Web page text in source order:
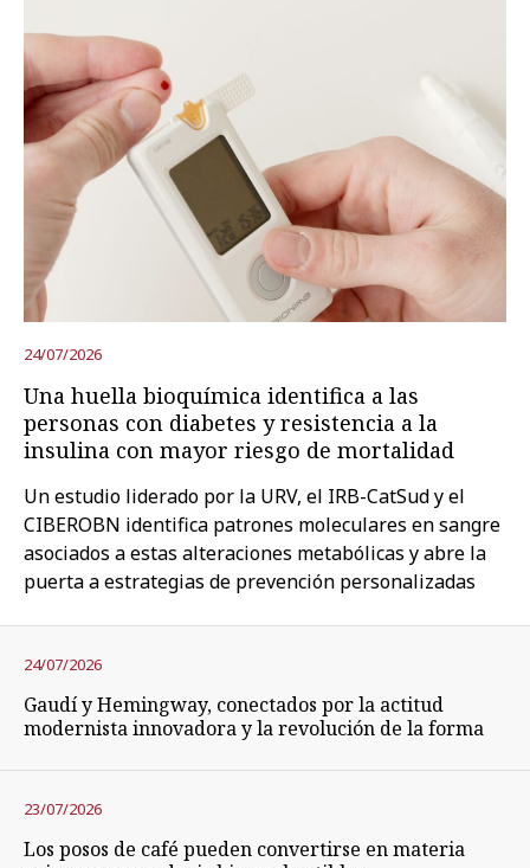
24/07/2026
Una huella bioquímica identifica a las
personas con diabetes y resistencia a la
insulina con mayor riesgo de mortalidad
Un estudio liderado por la URV, el IRB-CatSud y el
CIBEROBN identifica patrones moleculares en sangre
asociados a estas alteraciones metabólicas y abre la
puerta a estrategias de prevención personalizadas
24/07/2026
Gaudí y Hemingway, conectados por la actitud
modernista innovadora y la revolución de la forma
23/07/2026
Los posos de café pueden convertirse en materia